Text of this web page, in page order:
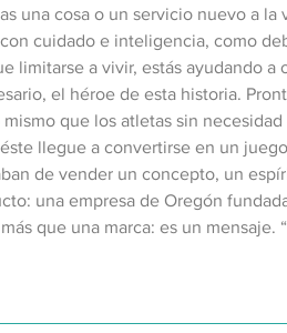
una cosa o un servicio nuevo a
cuidado e inteligencia, como
a vivir, estás ayudando a
el héroe de esta historia.
que los atletas sin
llegue a convertirse en un
de vender un concepto, un
una empresa de Oregón
que una marca: es un mensaje.